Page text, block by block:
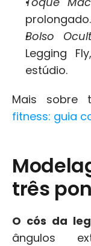
prolongado.
Bolso
Legging
estúdio.
Mais sobre
fitness: guia
três
O cós da
ângulos